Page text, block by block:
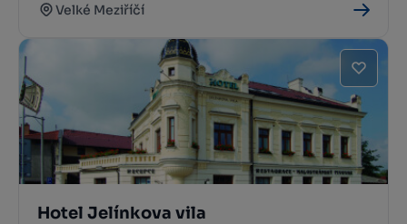
Velké Meziříčí
Hotel Jelínkova vila